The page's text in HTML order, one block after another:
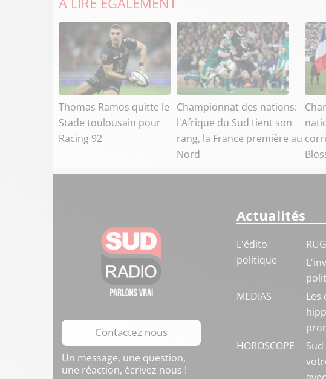
Thomas Ramos quitte le
Stade toulousain pour
Racing 92
Championnat des nations:
l'Afrique du Sud tient son
rang, la France première au
Nord
Contactez nous
Un message, une question,
une réaction, écrivez nous !
Actualités
L'édito
politique
MEDIAS
Les
HOROSCOPE